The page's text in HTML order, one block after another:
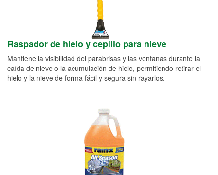
Raspador de hielo y cepillo para nieve
Mantiene la visibilidad del parabrisas y las ventanas durante la
caída de nieve o la acumulación de hielo, permitiendo retirar el
hielo y la nieve de forma fácil y segura sin rayarlos.